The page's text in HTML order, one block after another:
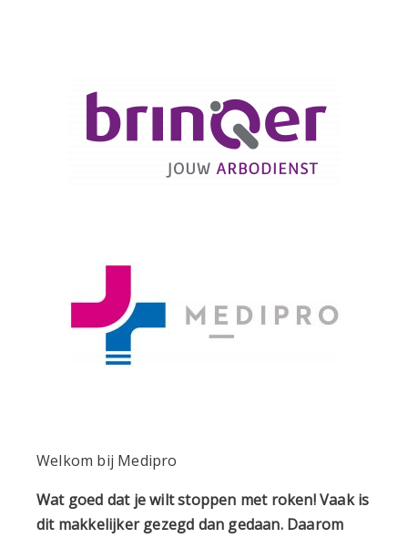
Welkom bij Medipro
Wat goed dat je wilt stoppen met roken! Vaak is
dit makkelijker gezegd dan gedaan. Daarom